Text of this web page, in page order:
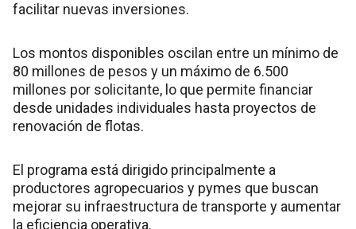
facilitar nuevas inversiones.
Los montos disponibles oscilan entre un mínimo de
80 millones de pesos y un máximo de 6.500
millones por solicitante, lo que permite financiar
desde unidades individuales hasta proyectos de
renovación de flotas.
El programa está dirigido principalmente a
productores agropecuarios y pymes que buscan
mejorar su infraestructura de transporte y aumentar
la eficiencia operativa.